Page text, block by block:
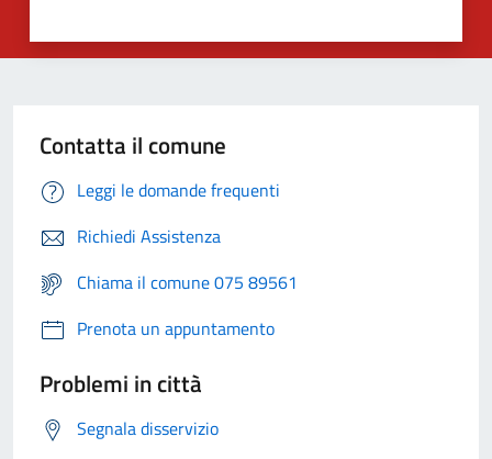
Contatta il comune
Leggi le domande frequenti
Richiedi Assistenza
Chiama il comune 075 89561
Prenota un appuntamento
Problemi in città
Segnala disservizio